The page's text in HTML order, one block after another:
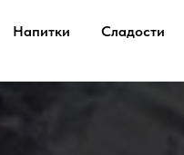
Напитки Сладости